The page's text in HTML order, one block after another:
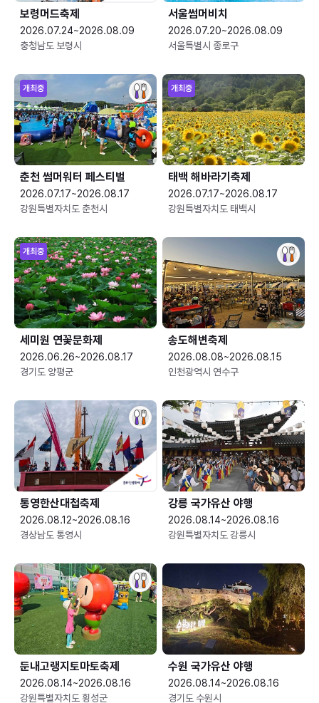
보령머드축제
2026.07.24~2026.08.09
충청남도 보령시
서울썸머비치
2026.07.20~2026.08.09
서울특별시 종로구
개최중
춘천 썸머워터 페스티벌
2026.07.17~2026.08.17
강원특별자치도 춘천시
개최중
태백 해바라기축제
2026.07.17~2026.08.17
강원특별자치도 태백시
개최중
세미원 연꽃문화제
2026.06.26~2026.08.17
경기도 양평군
송도해변축제
2026.08.08~2026.08.15
인천광역시 연수구
통영한산대첩축제
2026.08.12~2026.08.16
경상남도 통영시
강릉 국가유산 야행
2026.08.14~2026.08.16
강원특별자치도 강릉시
둔내고랭지토마토축제
2026.08.14~2026.08.16
강원특별자치도 횡성군
수원 국가유산 야행
2026.08.14~2026.08.16
경기도 수원시